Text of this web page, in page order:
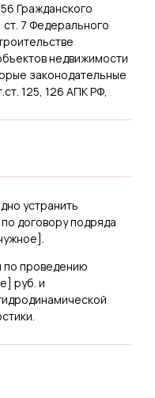
Гражданского
7 Федерального
недвижимости
законодательные
125, 126 АПК РФ,
устранить
договору подряда
].
по проведению
] руб. и